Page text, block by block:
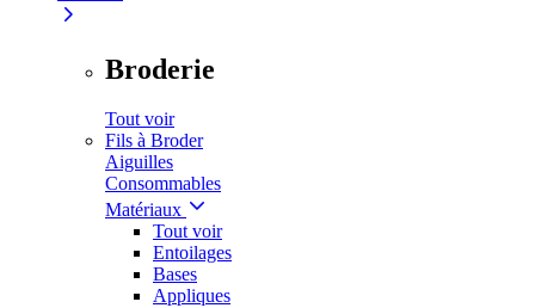
Broderie
Tout voir
Fils à Broder
Aiguilles
Consommables
Matériaux
Tout voir
Entoilages
Bases
Appliques